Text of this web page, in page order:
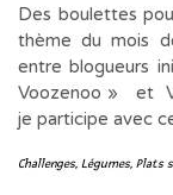
Des boulettes
thème du mois
entre blogueurs
Voozenoo » et
je participe avec
Challenges, Légumes, Plats